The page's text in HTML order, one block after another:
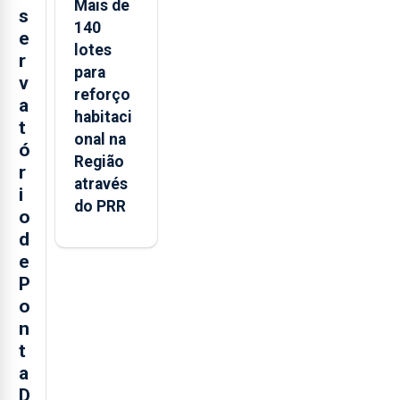
s
e
r
v
a
t
ó
r
i
o
d
e
P
o
n
t
a
Mais de
140
lotes
para
reforço
habitaci
onal na
Região
através
do PRR